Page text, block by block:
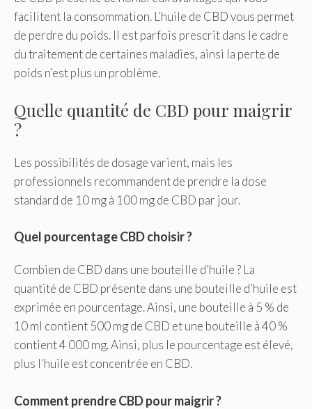
facilitent la consommation. L’huile de CBD vous permet
de perdre du poids. Il est parfois prescrit dans le cadre
du traitement de certaines maladies, ainsi la perte de
poids n’est plus un problème.
Quelle quantité de CBD pour maigrir
?
Les possibilités de dosage varient, mais les
professionnels recommandent de prendre la dose
standard de 10 mg à 100 mg de CBD par jour.
Quel pourcentage CBD choisir ?
Combien de CBD dans une bouteille d’huile ? La
quantité de CBD présente dans une bouteille d’huile est
exprimée en pourcentage. Ainsi, une bouteille à 5 % de
10 ml contient 500 mg de CBD et une bouteille à 40 %
contient 4 000 mg. Ainsi, plus le pourcentage est élevé,
plus l’huile est concentrée en CBD.
Comment prendre CBD pour maigrir ?